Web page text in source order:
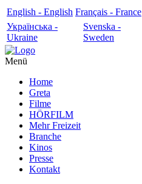
English - English Français - France
Українська -
Ukraine
Svenska -
Sweden
Menü
Home
Greta
Filme
HÖRFILM
Mehr Freizeit
Branche
Kinos
Presse
Kontakt